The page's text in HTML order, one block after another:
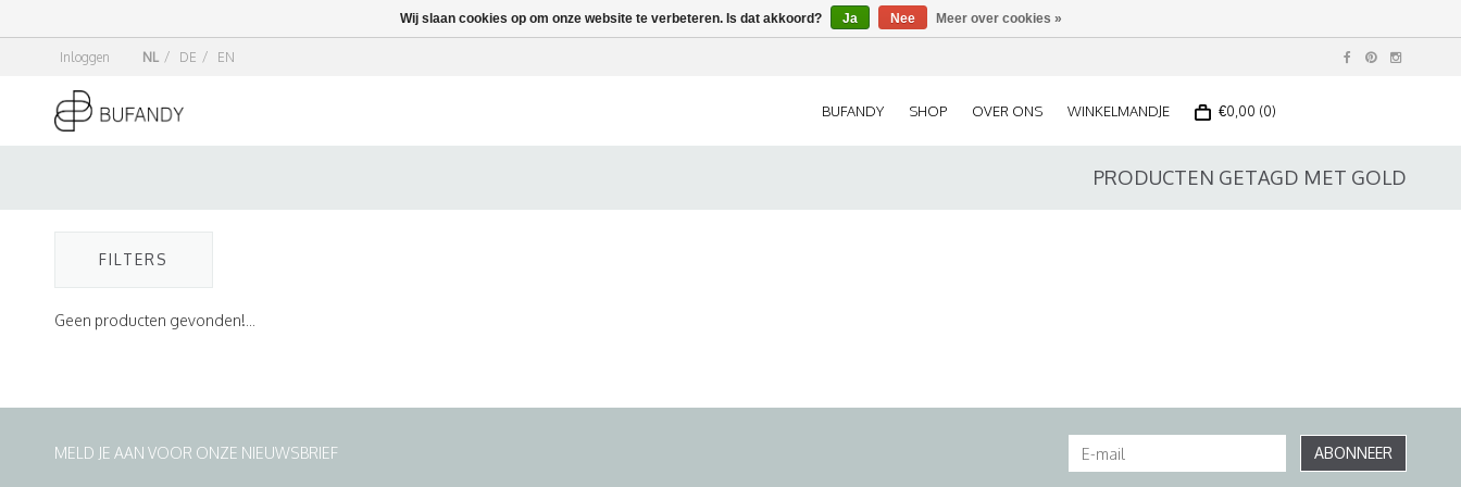
Inloggen NL / DE / EN
BUFANDY SHOP OVER ONS WINKELMANDJE €0,00 (0)
PRODUCTEN GETAGD MET GOLD
FILTERS
Geen producten gevonden!...
MELD JE AAN VOOR ONZE NIEUWSBRIEF ABONNEER
Wij slaan cookies op om onze website te verbeteren. Is dat akkoord? Ja Nee Meer over cookies »